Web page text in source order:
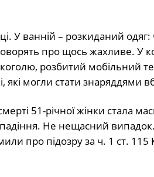
У ванній – розкиданий
про щось жахливе. У
розбитий мобільний
які могли стати знаряддями
51-річної жінки стала
Не нещасний
про підозру за ч. 1 ст. 115